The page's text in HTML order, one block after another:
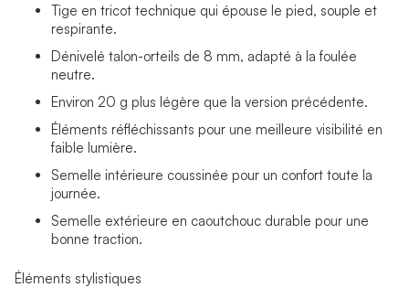
Tige en tricot technique qui épouse le pied, souple et
respirante.
Dénivelé talon-orteils de 8 mm, adapté à la foulée
neutre.
Environ 20 g plus légère que la version précédente.
Éléments réfléchissants pour une meilleure visibilité en
faible lumière.
Semelle intérieure coussinée pour un confort toute la
journée.
Semelle extérieure en caoutchouc durable pour une
bonne traction.
Éléments stylistiques